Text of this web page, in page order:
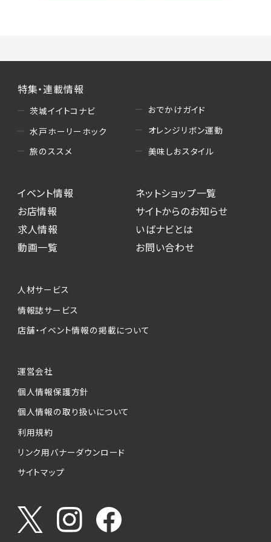
・読者プレゼント、アンケート等、当サービスが実
施するキャンペーンの抽選、当選者への連絡及
び発送 ・ユーザーの趣向や属性情報等の分析
（5）広告主への問い合わせ・応募等への対応
・本サービスを通じて求人広告に応募した際の
選考に関する連絡
・本サービスを通じて店舗への来店予約を登録
した際の内容確認、返答
本サービスが収集する個人情報は、ご本人の意
ービスの実施にあたりそれぞれ必要となる項目
を入力いただかない場合は、各々のサービスを
個人情報の第三者への提供について
当社は、以下の提供先に対して個人情報を提供
します。
(1)お客様が求人応募フォームより個人情報を
送信した事業主（広告主）への提供
お客様が求職活動・応募等を行った企業による
うやりとり・情報提供（採否・合否の検討を含み
ます）
特集・連載情報
茨城イイトコナビ
水戸ホーリーホック
旅のススメ
おでかけガイド
オレンジリボン運動
美味しおスタイル
イベント情報
お店情報
求人情報
動画一覧
ネットショップ一覧
サイトからのお知らせ
いばナビとは
お問い合わせ
人材サービス
情報誌サービス
店舗・イベント情報の掲載について
運営会社
個人情報保護方針
個人情報の取り扱いについて
利用規約
リンク用バナーダウンロード
サイトマップ